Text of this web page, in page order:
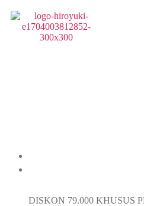
DISKON 79.000 KHUSUS